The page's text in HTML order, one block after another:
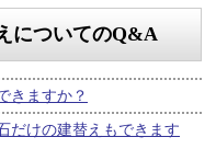
についてのQ&A
きますか？
だけの建替えもできます